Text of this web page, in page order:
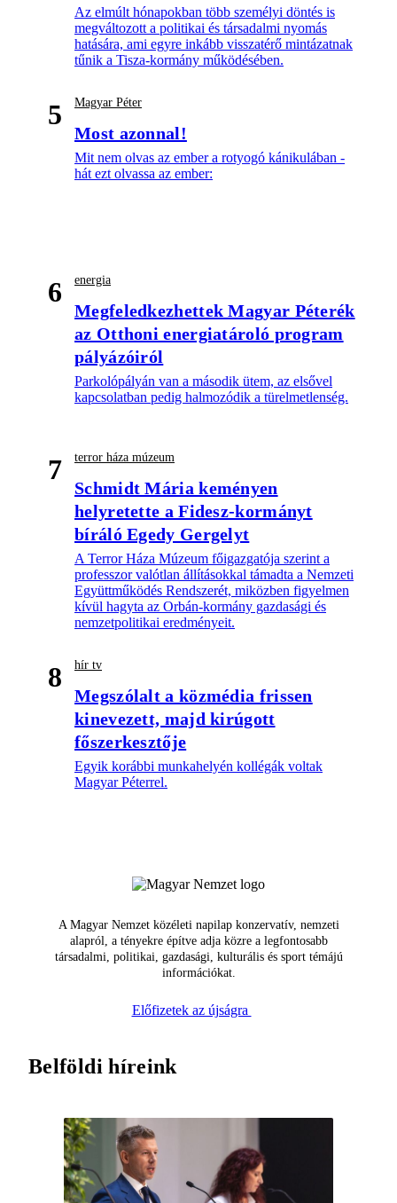
Az elmúlt hónapokban több személyi döntés is
megváltozott a politikai és társadalmi nyomás
hatására, ami egyre inkább visszatérő mintázatnak
tűnik a Tisza-kormány működésében.
5 Magyar Péter
Most azonnal!
Mit nem olvas az ember a rotyogó kánikulában -
hát ezt olvassa az ember:
6 energia
Megfeledkezhettek Magyar Péterék
az Otthoni energiatároló program
pályázóiról
Parkolópályán van a második ütem, az elsővel
kapcsolatban pedig halmozódik a türelmetlenség.
7 terror háza múzeum
Schmidt Mária keményen
helyretette a Fidesz-kormányt
bíráló Egedy Gergelyt
A Terror Háza Múzeum főigazgatója szerint a
professzor valótlan állításokkal támadta a Nemzeti
Együttműködés Rendszerét, miközben figyelmen
kívül hagyta az Orbán-kormány gazdasági és
nemzetpolitikai eredményeit.
8 hír tv
Megszólalt a közmédia frissen
kinevezett, majd kirúgott
főszerkesztője
Egyik korábbi munkahelyén kollégák voltak
Magyar Péterrel.
A Magyar Nemzet közéleti napilap konzervatív, nemzeti
alapról, a tényekre építve adja közre a legfontosabb
társadalmi, politikai, gazdasági, kulturális és sport témájú
információkat.
Előfizetek az újságra
Belföldi híreink